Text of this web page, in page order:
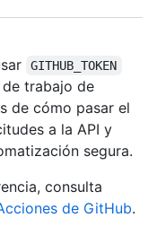
GITHUB_TOKEN
trabajo de
de cómo pasar el
a la API y
segura.
consulta
de GitHub.